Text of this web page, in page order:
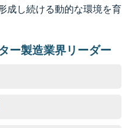
成し続ける動的な環境を育
ー製造業界リーダー